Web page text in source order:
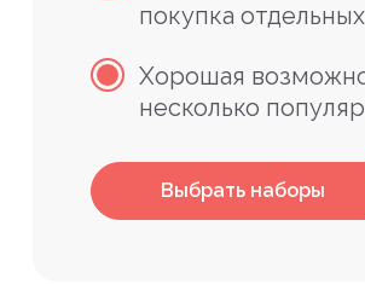
покупка
Хорошая
несколько
Выбрать наборы